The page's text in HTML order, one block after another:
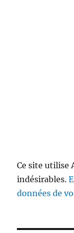
Ce site utilise
indésirables.
données de